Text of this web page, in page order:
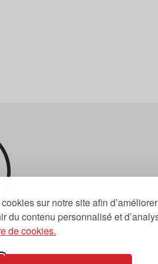
sur notre site afin
du contenu personnalisé et
de cookies.